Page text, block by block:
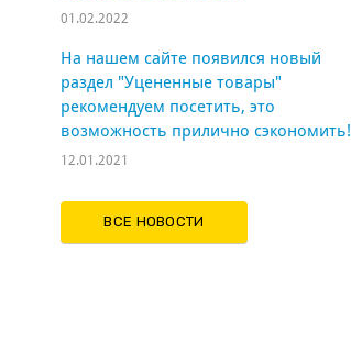
01.02.2022
На нашем сайте появился новый
раздел "Уцененные товары"
рекомендуем посетить, это
возможность прилично
12.01.2021
ВСЕ НОВОСТИ